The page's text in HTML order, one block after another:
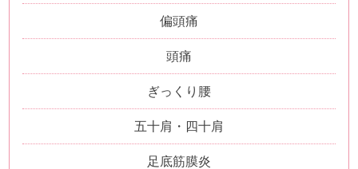
偏頭痛
頭痛
ぎっくり腰
五十肩・四十肩
足底筋膜炎